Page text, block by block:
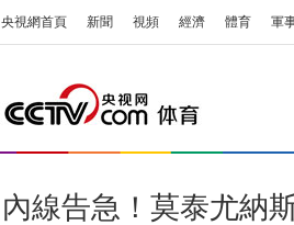
央視網首頁 新聞 視頻 經濟 體育 軍
內線告急！莫泰尤納